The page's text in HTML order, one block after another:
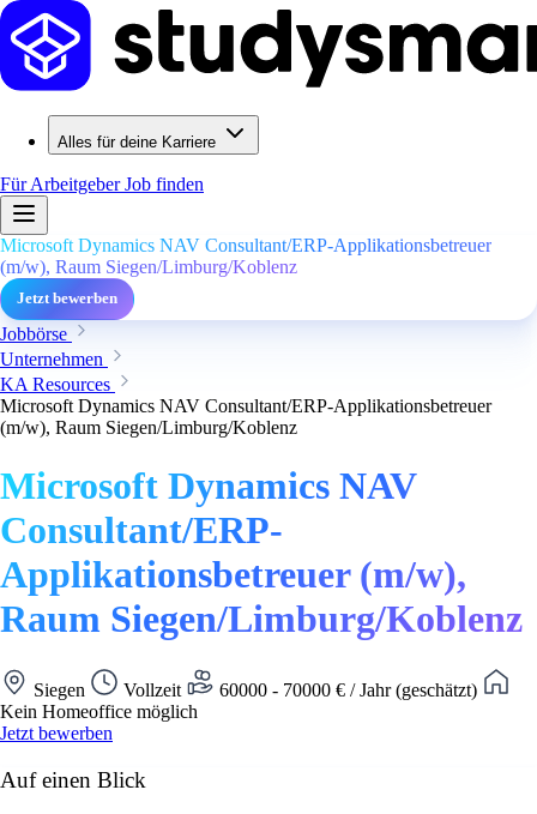
Alles für deine Karriere
Für ArbeitgeberJob finden
Microsoft Dynamics NAV Consultant/ERP-Applikationsbetreuer
(m/w), Raum Siegen/Limburg/Koblenz
Jetzt bewerben
Jobbörse
Unternehmen
KA Resources
Microsoft Dynamics NAV Consultant/ERP-Applikationsbetreuer
(m/w), Raum Siegen/Limburg/Koblenz
Microsoft Dynamics NAV
Consultant/ERP-
Applikationsbetreuer (m/w),
Raum Siegen/Limburg/Koblenz
Siegen Vollzeit
60000 - 70000 € / Jahr (geschätzt)
Kein Homeoffice möglich
Jetzt bewerben
Auf einen Blick